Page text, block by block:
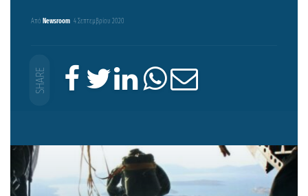
Από Newsroom 4 Σεπτεμβρίου 2020